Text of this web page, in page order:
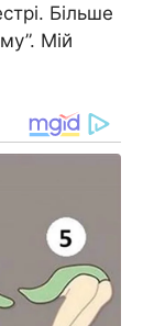
Більше
Мій